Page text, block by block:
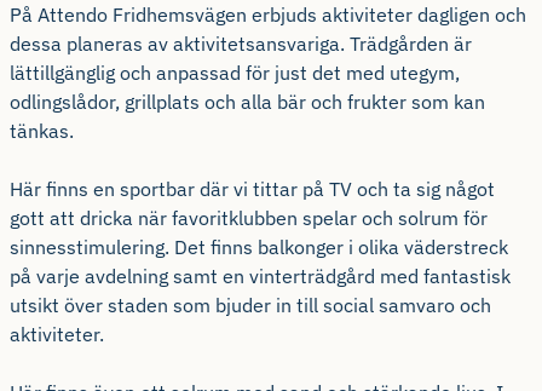
På Attendo Fridhemsvägen erbjuds aktiviteter dagligen och
dessa planeras av aktivitetsansvariga. Trädgården är
lättillgänglig och anpassad för just det med utegym,
odlingslådor, grillplats och alla bär och frukter som kan
tänkas.
Här finns en sportbar där vi tittar på TV och ta sig något
gott att dricka när favoritklubben spelar och solrum för
sinnesstimulering. Det finns balkonger i olika väderstreck
på varje avdelning samt en vinterträdgård med fantastisk
utsikt över staden som bjuder in till social samvaro och
aktiviteter.